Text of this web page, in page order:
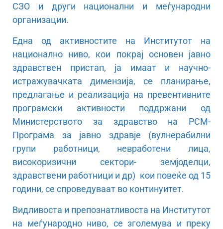
СЗО и други национални и меѓународни
организации.
Една од активностите на Институтот на
национално ниво, кои покрај основен јавно
здравствен пристап, ја имаат и научно-
истражувачката димензија, се планирање,
предлагање и реализација на превентивните
програмски активности поддржани од
Министерството за здравство на РСМ-
Програма за јавно здравје (вулнeрабилни
групи работници, невработени лица,
високоризични сектори- земјоделци,
здравствени работници и др) кои повеќе од 15
години, се спроведуваат во континуитет.
Видливоста и препознатливоста на Институтот
на меѓународно ниво, се зголемува и преку